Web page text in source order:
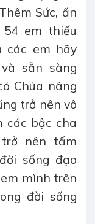
Sức, ấn
em thiếu
các em hãy
sẵn sàng
Chúa nâng
trở nên vô
các bậc cha
nên tấm
sống đạo
mình trên
đời sống